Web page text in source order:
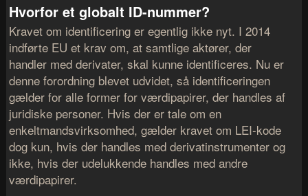
Hvorfor et globalt ID-nummer?
Kravet om identificering er egentlig ikke nyt. I 2014
indførte EU et krav om, at samtlige aktører, der
handler med derivater, skal kunne identificeres. Nu er
denne forordning blevet udvidet, så identificeringen
gælder for alle former for værdipapirer, der handles af
juridiske personer. Hvis der er tale om en
enkeltmandsvirksomhed, gælder kravet om LEI-kode
dog kun, hvis der handles med derivatinstrumenter og
ikke, hvis der udelukkende handles med andre
værdipapirer.